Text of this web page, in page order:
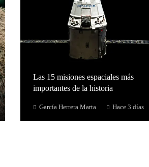
Las 15 misiones espaciales más
importantes de la historia
García Herrera Marta Hace 3 días